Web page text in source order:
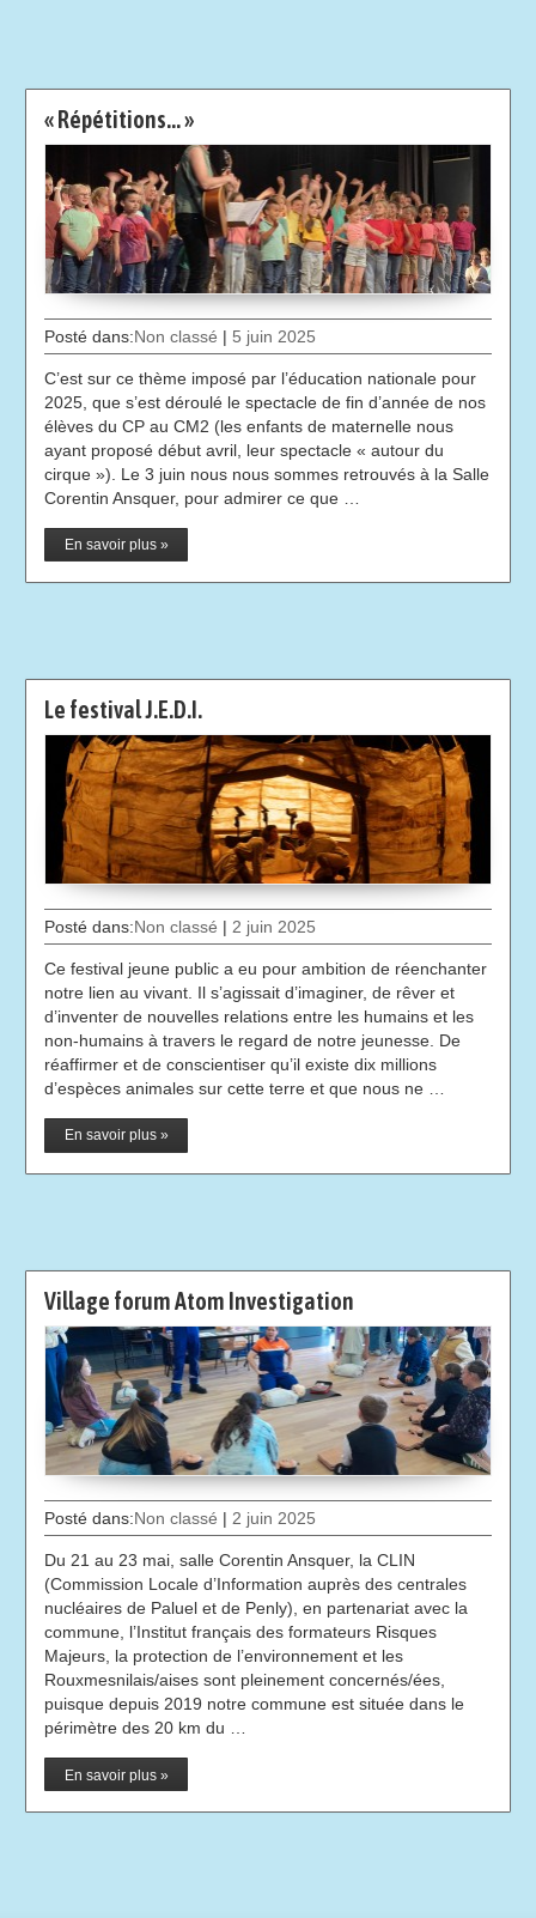
« Répétitions… »
Posté dans:Non classé | 5 juin 2025
C’est sur ce thème imposé par l’éducation nationale pour
2025, que s’est déroulé le spectacle de fin d’année de nos
élèves du CP au CM2 (les enfants de maternelle nous
ayant proposé début avril, leur spectacle « autour du
cirque »). Le 3 juin nous nous sommes retrouvés à la Salle
Corentin Ansquer, pour admirer ce que …
En savoir plus »
Le festival J.E.D.I.
Posté dans:Non classé | 2 juin 2025
Ce festival jeune public a eu pour ambition de réenchanter
notre lien au vivant. Il s’agissait d’imaginer, de rêver et
d’inventer de nouvelles relations entre les humains et les
non-humains à travers le regard de notre jeunesse. De
réaffirmer et de conscientiser qu’il existe dix millions
d’espèces animales sur cette terre et que nous ne …
En savoir plus »
Village forum Atom Investigation
Posté dans:Non classé | 2 juin 2025
Du 21 au 23 mai, salle Corentin Ansquer, la CLIN
(Commission Locale d’Information auprès des centrales
nucléaires de Paluel et de Penly), en partenariat avec la
commune, l’Institut français des formateurs Risques
Majeurs, la protection de l’environnement et les
Rouxmesnilais/aises sont pleinement concernés/ées,
puisque depuis 2019 notre commune est située dans le
périmètre des 20 km du …
En savoir plus »